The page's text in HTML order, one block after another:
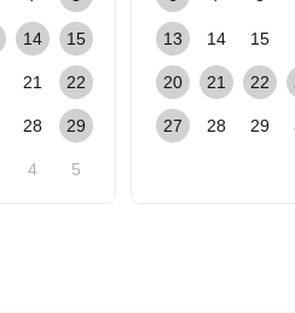
14 15
21 22
28 29
4 5
13 14 15
20 21 22
27 28 29